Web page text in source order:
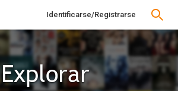
Identificarse/Registrarse
Explorar